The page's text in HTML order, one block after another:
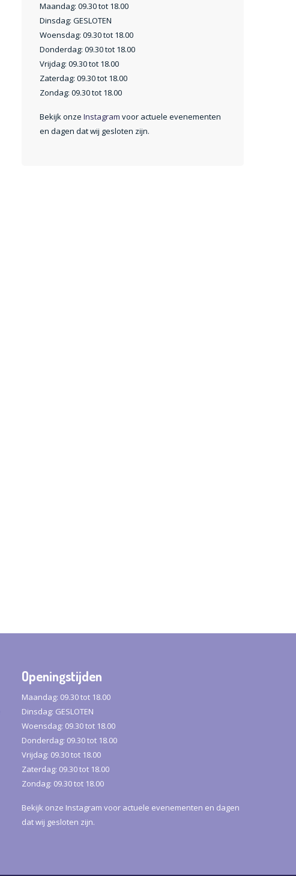
Maandag: 09.30 tot 18.00
Dinsdag: GESLOTEN
Woensdag: 09.30 tot 18.00
Donderdag: 09.30 tot 18.00
Vrijdag: 09.30 tot 18.00
Zaterdag: 09.30 tot 18.00
Zondag: 09.30 tot 18.00
Bekijk onze Instagram voor actuele evenementen
en dagen dat wij gesloten zijn.
Openingstijden
Maandag: 09.30 tot 18.00
Dinsdag: GESLOTEN
Woensdag: 09.30 tot 18.00
Donderdag: 09.30 tot 18.00
Vrijdag: 09.30 tot 18.00
Zaterdag: 09.30 tot 18.00
Zondag: 09.30 tot 18.00
Bekijk onze Instagram voor actuele evenementen en dagen
dat wij gesloten zijn.